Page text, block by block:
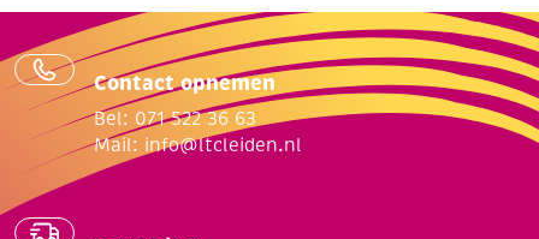
Contact opnemen
Bel: 071 522 36 63
Mail: info@ltcleiden.nl